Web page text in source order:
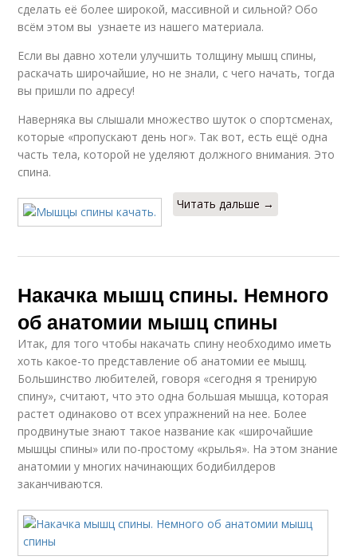
сделать её более широкой, массивной и сильной? Обо
всём этом вы узнаете из нашего материала.
Если вы давно хотели улучшить толщину мышц спины,
раскачать широчайшие, но не знали, с чего начать, тогда
вы пришли по адресу!
Наверняка вы слышали множество шуток о спортсменах,
которые «пропускают день ног». Так вот, есть ещё одна
часть тела, которой не уделяют должного внимания. Это
спина.
Читать дальше →
Накачка мышц спины. Немного
об анатомии мышц спины
Итак, для того чтобы накачать спину необходимо иметь
хоть какое-то представление об анатомии ее мышц.
Большинство любителей, говоря «сегодня я тренирую
спину», считают, что это одна большая мышца, которая
растет одинаково от всех упражнений на нее. Более
продвинутые знают такое название как «широчайшие
мышцы спины» или по-простому «крылья». На этом знание
анатомии у многих начинающих бодибилдеров
заканчиваются.